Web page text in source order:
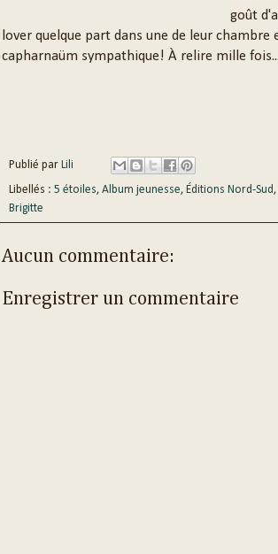
goût
lover quelque part dans une de leur
capharnaüm sympathique! À relire mille
Publié par Lili
Libellés : 5 étoiles, Album jeunesse, Éditions Nord-Sud ,
Brigitte
Aucun commentaire:
Enregistrer un commentaire